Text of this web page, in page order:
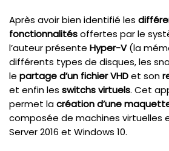
Après avoir bien identifié les
fonctionnalitésoffertes par le
l’auteur présente Hyper-V(la
différents types de disques, les
le partage d’un fichier VHDet son
et enfin les switchs virtuels. Cet
permet lacréation d’une
composée de machines virtuelles
Server 2016 et Windows 10.